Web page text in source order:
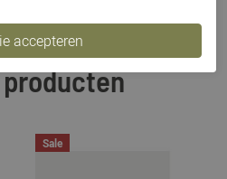
Sale